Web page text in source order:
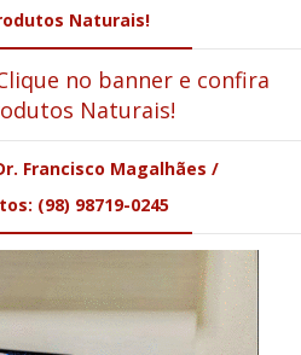
Naturais!
Francisco Magalhães /
(98) 98719-0245